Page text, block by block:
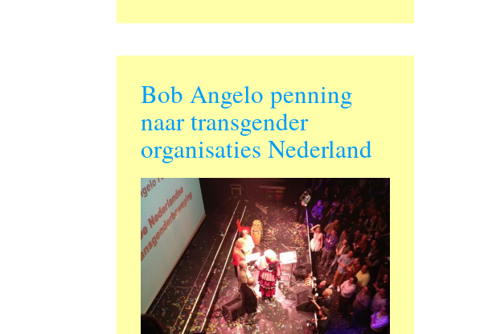
Bob Angelo penning
naar transgender
organisaties Nederland